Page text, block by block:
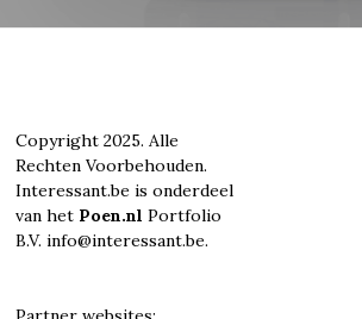
Copyright 2025. Alle
Rechten Voorbehouden.
Interessant.be is onderdeel
van het Poen.nl Portfolio
B.V. info@interessant.be.